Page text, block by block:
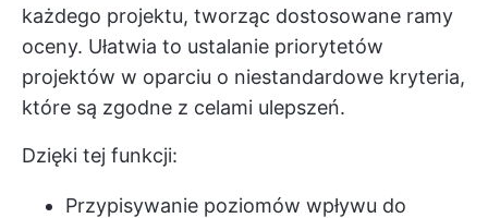
każdego projektu, tworząc dostosowane ramy
oceny. Ułatwia to ustalanie priorytetów
projektów w oparciu o niestandardowe kryteria,
które są zgodne z celami ulepszeń.
Dzięki tej funkcji:
Przypisywanie poziomów wpływu do